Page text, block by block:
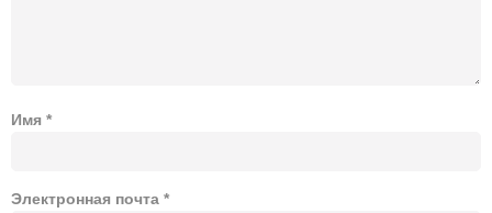
Имя *
Электронная почта *